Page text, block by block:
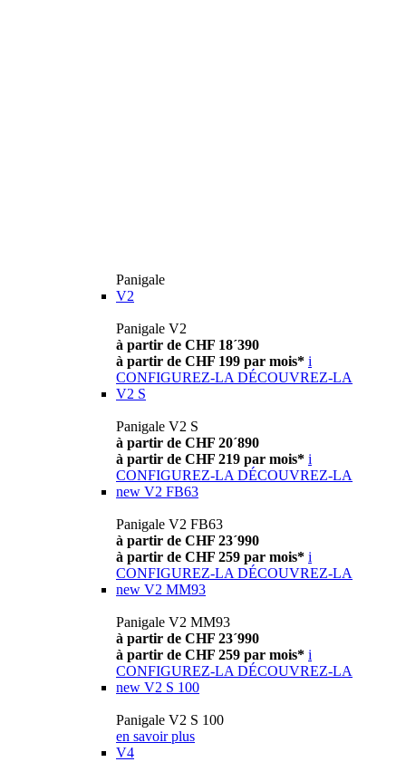
Panigale
V2
Panigale V2
à partir de CHF 18´390
à partir de CHF 199 par mois* i
CONFIGUREZ-LA DÉCOUVREZ-LA
V2 S
Panigale V2 S
à partir de CHF 20´890
à partir de CHF 219 par mois* i
CONFIGUREZ-LA DÉCOUVREZ-LA
new V2 FB63
Panigale V2 FB63
à partir de CHF 23´990
à partir de CHF 259 par mois* i
CONFIGUREZ-LA DÉCOUVREZ-LA
new V2 MM93
Panigale V2 MM93
à partir de CHF 23´990
à partir de CHF 259 par mois* i
CONFIGUREZ-LA DÉCOUVREZ-LA
new V2 S 100
Panigale V2 S 100
en savoir plus
V4